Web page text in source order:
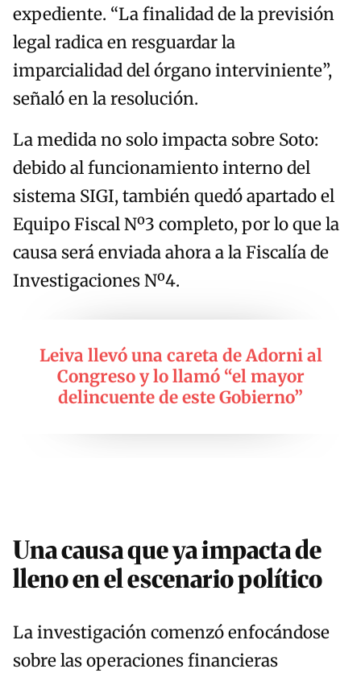
expediente. “La finalidad de la previsión
legal radica en resguardar la
imparcialidad del órgano interviniente”,
señaló en la resolución.
La medida no solo impacta sobre Soto:
debido al funcionamiento interno del
sistema SIGI, también quedó apartado el
Equipo Fiscal Nº3 completo, por lo que la
causa será enviada ahora a la Fiscalía de
Investigaciones Nº4.
Leiva llevó una careta de Adorni al
Congreso y lo llamó “el mayor
delincuente de este Gobierno”
Una causa que ya impacta de
lleno en el escenario político
La investigación comenzó enfocándose
sobre las operaciones financieras